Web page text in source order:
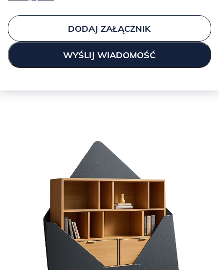
LIGHT GREY:
DODAJ ZAŁĄCZNIK